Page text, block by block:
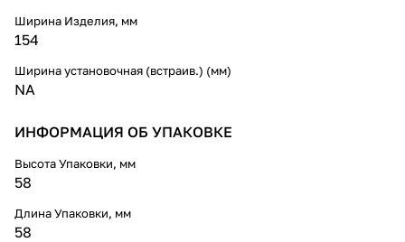
Ширина Изделия, мм
154
Ширина установочная (встраив.) (мм)
NA
ИНФОРМАЦИЯ ОБ УПАКОВКЕ
Высота Упаковки, мм
58
Длина Упаковки, мм
58